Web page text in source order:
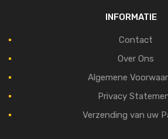
INFORMATIE
Contact
Over Ons
Algemene
Privacy
Verzending van uw